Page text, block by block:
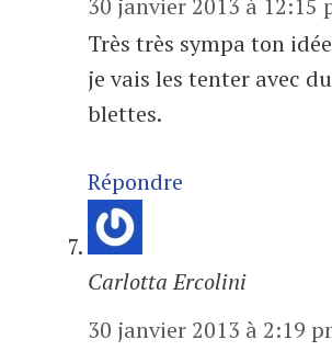
30 janvier 2013 à 12:15
Très très sympa ton
je vais les tenter avec
blettes.
Répondre
Carlotta Ercolini
30 janvier 2013 à 2:19